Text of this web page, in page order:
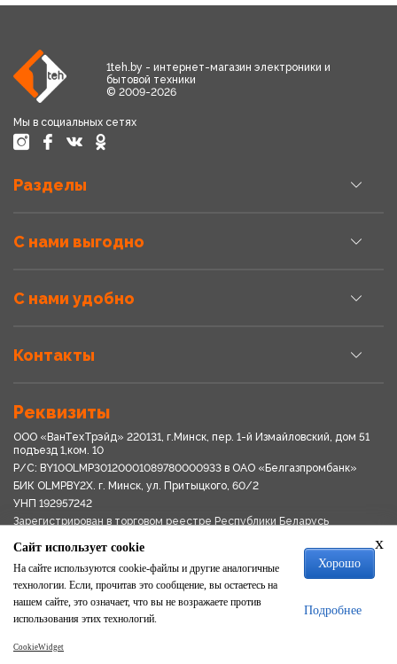
1teh.by - интернет-магазин электроники и
бытовой техники
© 2009-2026
Мы в социальных сетях
Разделы
С нами выгодно
С нами удобно
Контакты
Реквизиты
ООО «ВанТехТрэйд» 220131, г.Минск, пер. 1-й Измайловский, дом 51
подъезд 1,ком. 10
Р/С: BY10OLMP30120001089780000933 в OАО «Белгазпромбанк»
БИК OLMPBY2X. г. Минск, ул. Притыцкого, 60/2
УНП 192957242
Зарегистрирован в торговом реестре Республики Беларусь
Свидетельство о регистрации № 192957242выдано 18.08.2017
Мингориспоплком
Политика обработки персональных данных
Положение о системе видеонаблюдения
Политика в отношении обработки файлов cookie
x
Сайт использует cookie
На сайте используются cookie-файлы и другие аналогичные
технологии. Если, прочитав это сообщение, вы остаетесь на
нашем сайте, это означает, что вы не возражаете против
использования этих технологий.
Хорошо
Подробнее
CookieWidget